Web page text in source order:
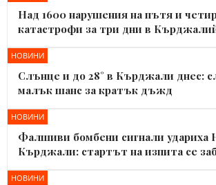
Над 1600 нарушения на пътя и
катастрофи за три дни в
НОВИНИ
Слънце и до 28° в Кърджали днес:
малък шанс за кратък дъжд
НОВИНИ
Фалшиви бомбени сигнали удариха
Кърджали: стартът на изпита се
НОВИНИ